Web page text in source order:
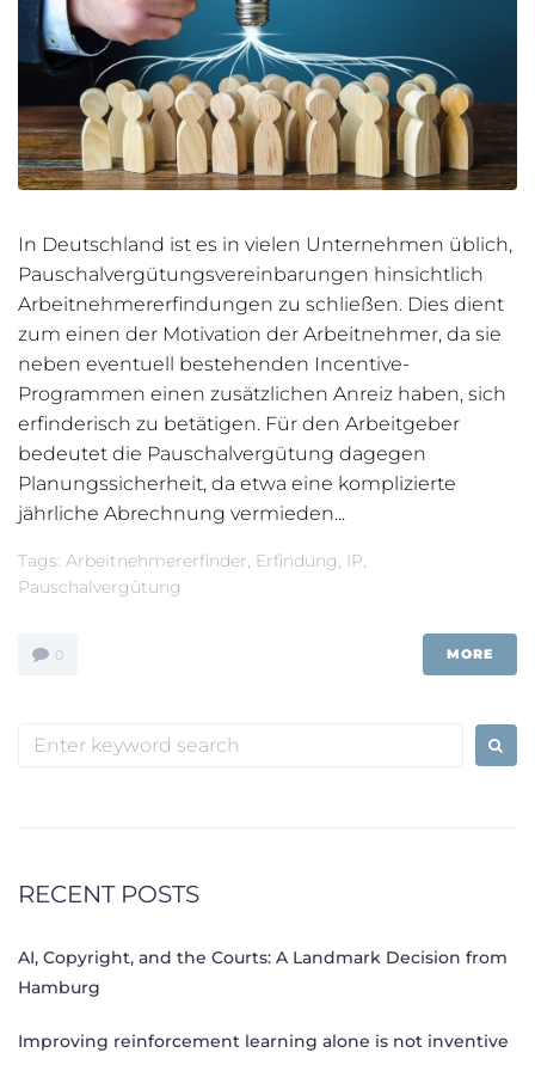
In Deutschland ist es in vielen Unternehmen üblich,
Pauschalvergütungsvereinbarungen hinsichtlich
Arbeitnehmererfindungen zu schließen. Dies dient
zum einen der Motivation der Arbeitnehmer, da sie
neben eventuell bestehenden Incentive-
Programmen einen zusätzlichen Anreiz haben, sich
erfinderisch zu betätigen. Für den Arbeitgeber
bedeutet die Pauschalvergütung dagegen
Planungssicherheit, da etwa eine komplizierte
jährliche Abrechnung vermieden...
Tags: Arbeitnehmererfinder, Erfindung, IP,
Pauschalvergütung
0 MORE
Search
RECENT POSTS
AI, Copyright, and the Courts: A Landmark Decision from
Hamburg
Improving reinforcement learning alone is not inventive